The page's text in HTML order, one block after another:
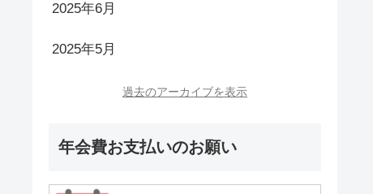
2025年6月
2025年5月
過去のアーカイブを表示
年会費お支払いのお願い